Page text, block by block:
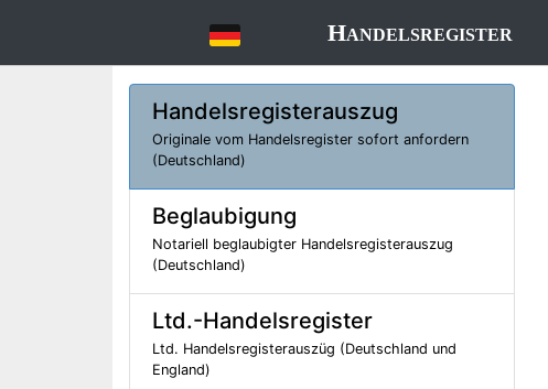
Handelsregister
Handelsregisterauszug
Originale vom Handelsregister sofort anfordern
(Deutschland)
Beglaubigung
Notariell beglaubigter Handelsregisterauszug
(Deutschland)
Ltd.-Handelsregister
Ltd. Handelsregisterauszüg (Deutschland und
England)